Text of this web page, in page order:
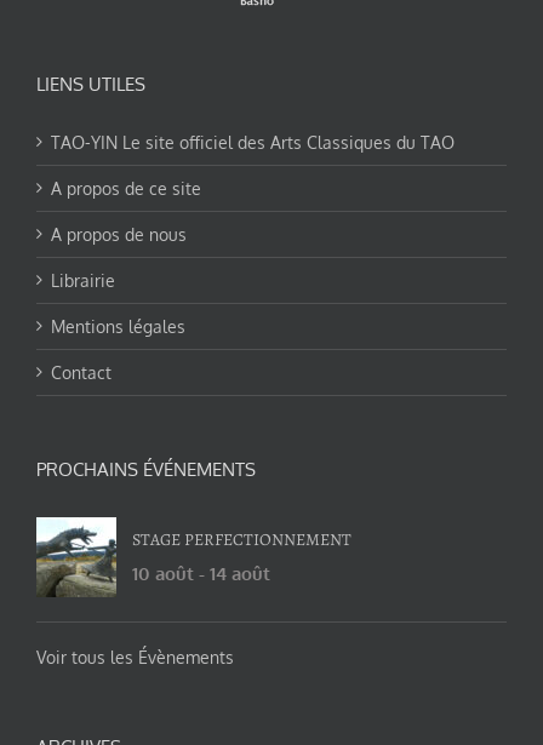
LIENS UTILES
TAO-YIN Le site officiel des Arts Classiques du TAO
A propos de ce site
A propos de nous
Librairie
Mentions légales
Contact
PROCHAINS ÉVÉNEMENTS
STAGE PERFECTIONNEMENT
10 août - 14 août
Voir tous les Évènements